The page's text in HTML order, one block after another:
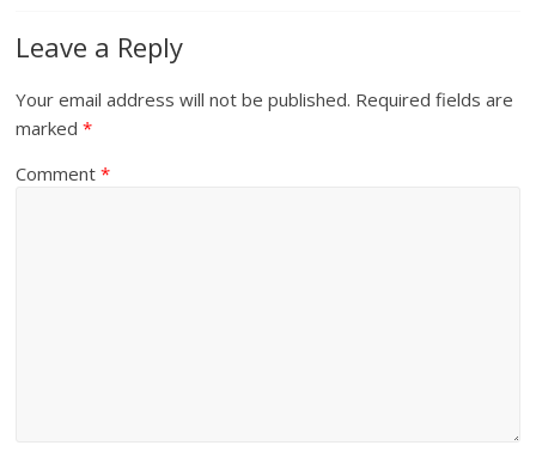
Leave a Reply
Your email address will not be published. Required fields are
marked*
Comment*